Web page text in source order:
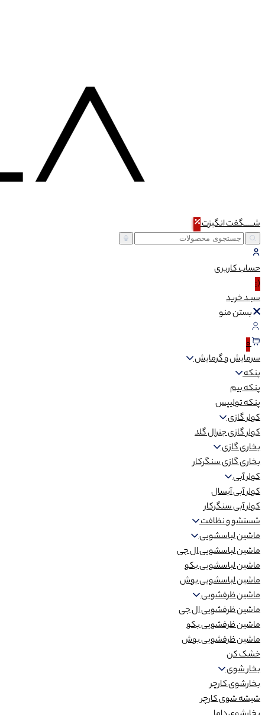
شـــــگفتانگیزت
حسابکاربری
(:
سبـدخرید
بستن منو
0
سرمایش و گرمایش
پنکه
پنکه بیم
پنکه تولیپس
کولر گازی
کولر گازی جنرال گلد
بخاری گازی
بخاری گازی سنگرکار
کولر آبی
کولر آبی آبسال
کولر آبی سنگرکار
شستشو و نظافت
ماشین لباسشویی
ماشین لباسشویی ال جی
ماشین لباسشویی بکو
ماشین لباسشویی بوش
ماشین ظرفشویی
ماشین ظرفشویی ال جی
ماشین ظرفشویی بکو
ماشین ظرفشویی بوش
خشک کن
بخار شوی
بخارشوی کارچر
شیشه شوی کارچر